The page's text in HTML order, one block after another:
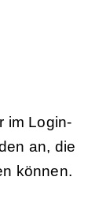
im Login-
an, die
können.